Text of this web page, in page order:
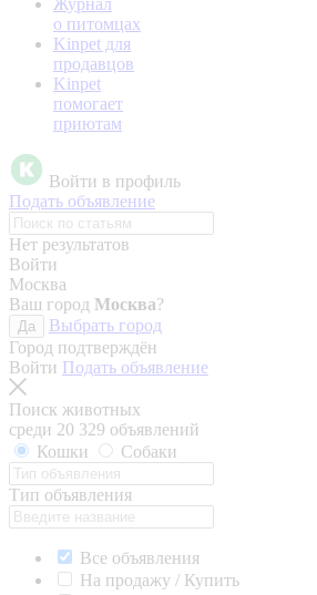
Журнал
о питомцах
Kinpet для
продавцов
Kinpet
помогает
приютам
Войти в профиль
Подать объявление
Нет результатов
Войти
Москва
Ваш город Москва?
Да
Выбрать город
Город подтверждён
Войти Подать объявление
Поиск животных
среди 20 329 объявлений
Кошки
Собаки
Тип объявления
Все объявления
На продажу / Купить